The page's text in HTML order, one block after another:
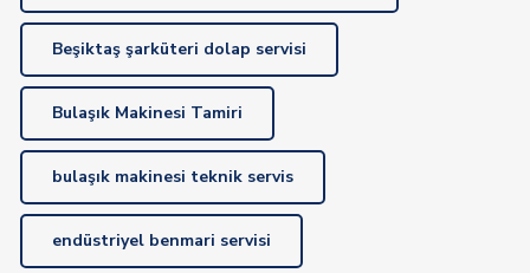
Beşiktaş şarküteri dolap servisi
Bulaşık Makinesi Tamiri
bulaşık makinesi teknik servis
endüstriyel benmari servisi